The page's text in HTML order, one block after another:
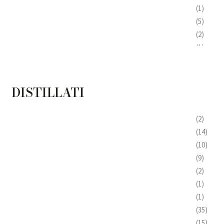
(1)
(5)
(2)
(1)
(1)
(1)
DISTILLATI
(2)
(14)
(10)
(9)
(2)
(1)
(1)
(35)